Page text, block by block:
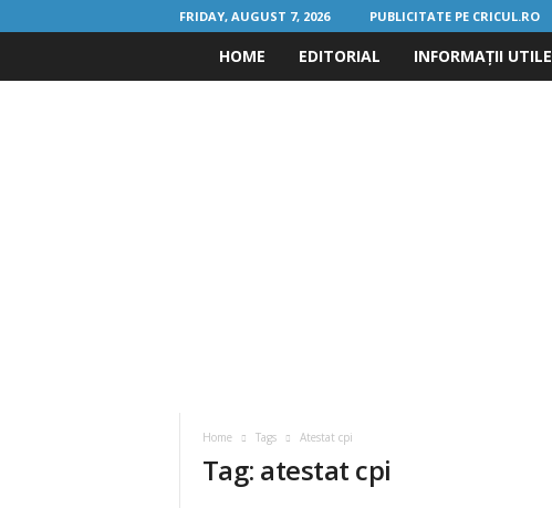
FRIDAY, AUGUST 7, 2026 PUBLICITATE PE CRICUL.RO
o
HOME EDITORIAL INFORMAȚII UTILE
Home Tags Atestat cpi
Tag: atestat cpi